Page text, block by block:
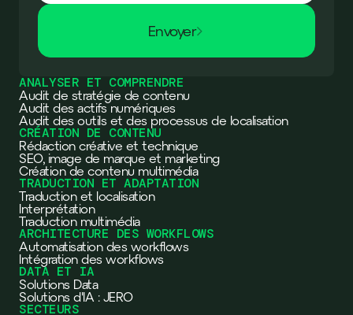
Envoyer
ANALYSER ET COMPRENDRE
Audit de stratégie de contenu
Audit des actifs numériques
Audit des outils et des processus de localisation
CRÉATION DE CONTENU
Rédaction créative et technique
SEO, image de marque et marketing
Création de contenu multimédia
TRADUCTION ET ADAPTATION
Traduction et localisation
Interprétation
Traduction multimédia
ARCHITECTURE DES WORKFLOWS
Automatisation des workflows
Intégration des workflows
DATA ET IA
Solutions Data
Solutions d'IA : JERO
SECTEURS